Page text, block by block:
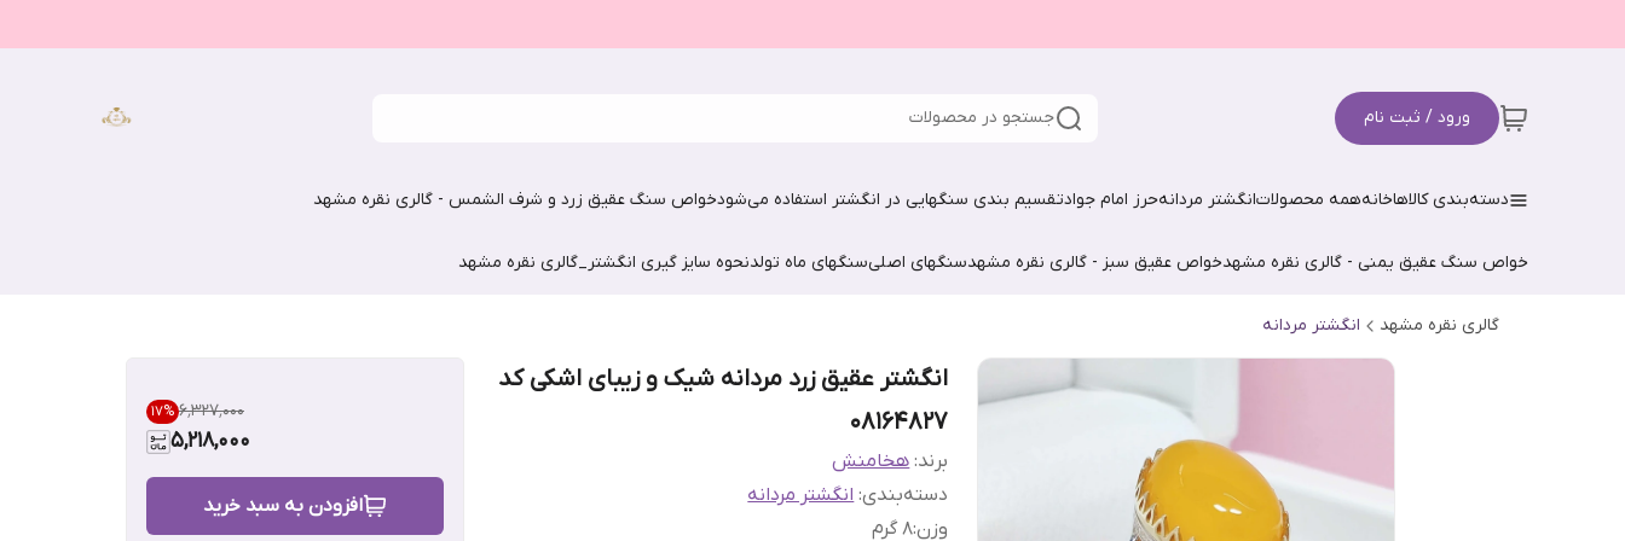
ورود / ثبت نام جستجو در محصولات
دسته‌بندی کالاهاخانههمه محصولاتانگشتر مردانهحرز امام جوادتقسیم بندی سنگهایی در انگشتر استفاده می‌شودخواص سنگ عقیق زرد و شرف الشمس - گالری نقره مشهد
خواص سنگ عقیق یمنی - گالری نقره مشهدخواص عقیق سبز - گالری نقره مشهدسنگهای اصلیسنگهای ماه تولدنحوه سایز گیری انگشتر_گالری نقره مشهد
گالری نقره مشهد انگشتر مردانه
انگشتر عقیق زرد مردانه شیک و زیبای اشکی کد
08164827
برند: هخامنش
دسته‌بندی:انگشتر مردانه
وزن:۸ گرم
۶٬۳۲۷٬۰۰۰ 17%
5,218,000
افزودن به سبد خرید